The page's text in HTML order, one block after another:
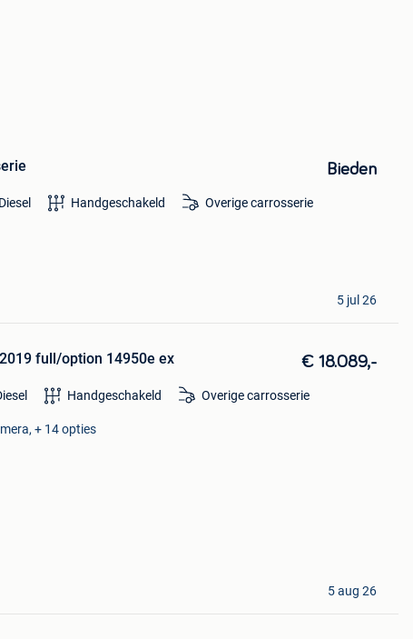
Bieden
Diesel Handgeschakeld Overige carrosserie
5 jul 26
full/option 14950e ex € 18.089,-
Handgeschakeld Overige carrosserie
+ 14 opties
5 aug 26